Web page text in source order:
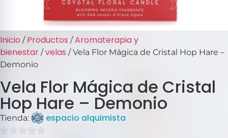
Inicio / Productos /Aromaterapia y
bienestar /velas / Vela Flor Mágica de Cristal Hop Hare –
Demonio
Vela Flor Mágica de Cristal
Hop Hare – Demonio
Tienda: espacio alquimista